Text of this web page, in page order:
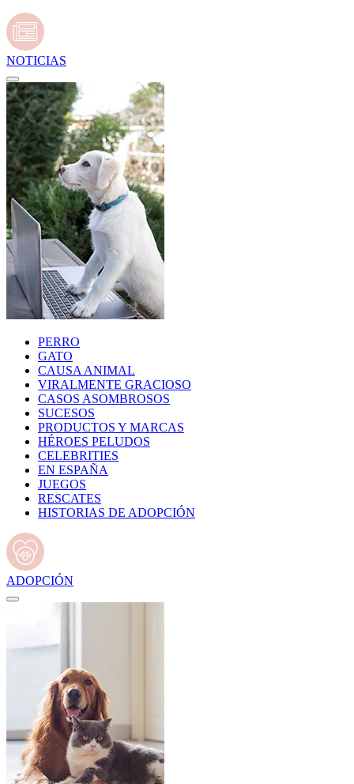
NOTICIAS
PERRO
GATO
CAUSA ANIMAL
VIRALMENTE GRACIOSO
CASOS ASOMBROSOS
SUCESOS
PRODUCTOS Y MARCAS
HÉROES PELUDOS
CELEBRITIES
EN ESPAÑA
JUEGOS
RESCATES
HISTORIAS DE ADOPCIÓN
ADOPCIÓN